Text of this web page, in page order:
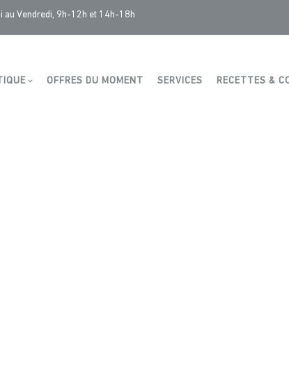
au Vendredi, 9h-12h et 14h-18h
OFFRES DU MOMENT SERVICES RECETTES &
Boutique